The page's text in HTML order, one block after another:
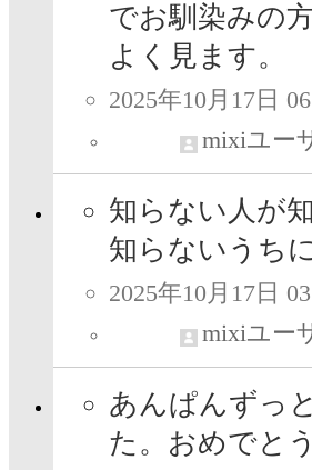
でお馴染みの
よく見ます。
2025年10月17日
mixiユー
知らない人が
知らないうち
2025年10月17日
mixiユー
あんぱんずっ
た。おめでと